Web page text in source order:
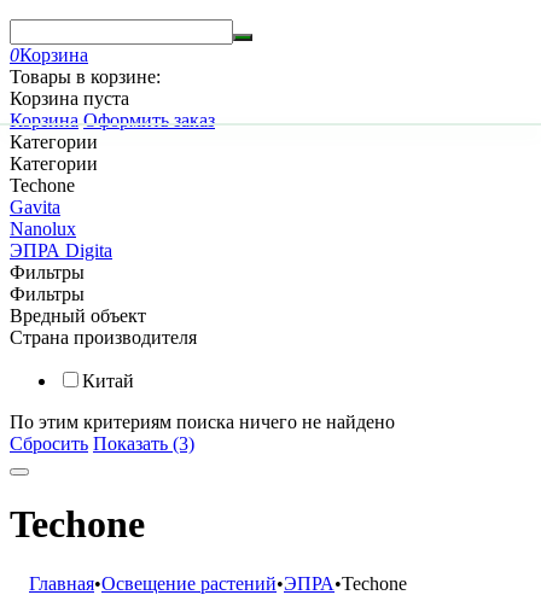
0Корзина
Товары в корзине:
Корзина пуста
Корзина Оформить заказ
Категории
Категории
Techone
Gavita
Nanolux
ЭПРА Digita
Фильтры
Фильтры
Вредный объект
Страна производителя
Китай
По этим критериям поиска ничего не найдено
Сбросить Показать (3)
Techone
Главная•Освещение растений•ЭПРА•Techone